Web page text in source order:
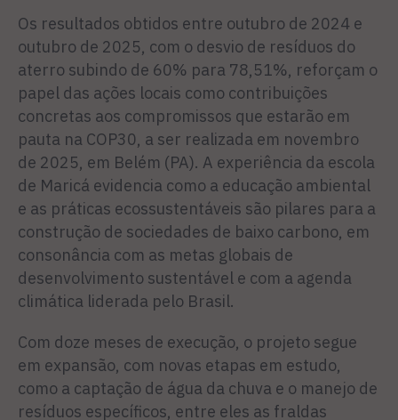
Os resultados obtidos entre outubro de 2024 e
outubro de 2025, com o desvio de resíduos do
aterro subindo de 60% para 78,51%, reforçam o
papel das ações locais como contribuições
concretas aos compromissos que estarão em
pauta na COP30, a ser realizada em novembro
de 2025, em Belém (PA). A experiência da escola
de Maricá evidencia como a educação ambiental
e as práticas ecossustentáveis são pilares para a
construção de sociedades de baixo carbono, em
consonância com as metas globais de
desenvolvimento sustentável e com a agenda
climática liderada pelo Brasil.
Com doze meses de execução, o projeto segue
em expansão, com novas etapas em estudo,
como a captação de água da chuva e o manejo de
resíduos específicos, entre eles as fraldas